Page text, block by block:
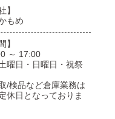
】
もめ
】
～ 17:00
曜日・日曜日・祝祭
/検品など倉庫業務は
休日となっておりま